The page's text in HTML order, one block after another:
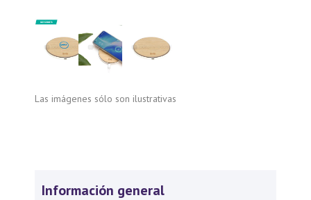
Las imágenes sólo son ilustrativas
Información general